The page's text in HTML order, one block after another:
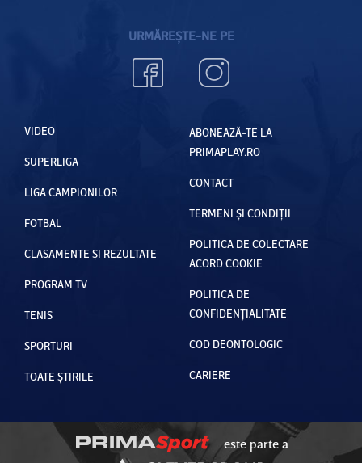
URMĂREȘTE-NE PE
VIDEO
SUPERLIGA
LIGA CAMPIONILOR
FOTBAL
CLASAMENTE ȘI REZULTATE
PROGRAM TV
TENIS
SPORTURI
TOATE ȘTIRILE
ABONEAZĂ-TE LA
PRIMAPLAY.RO
CONTACT
TERMENI ȘI CONDIȚII
POLITICA DE COLECTARE
ACORD COOKIE
POLITICA DE
CONFIDENȚIALITATE
COD DEONTOLOGIC
CARIERE
este parte a